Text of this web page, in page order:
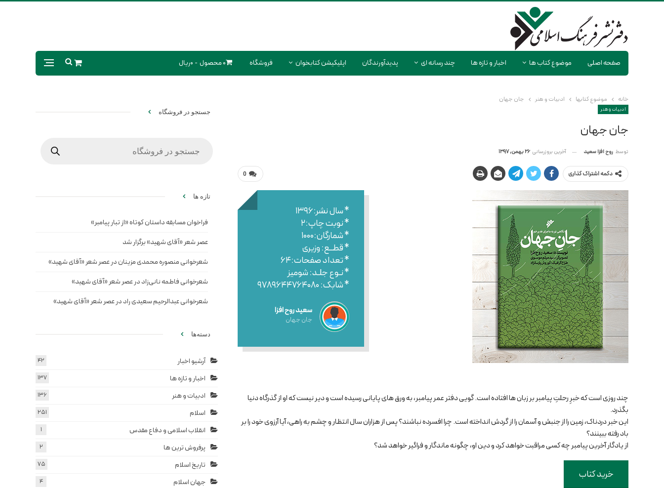
صفحه اصلی موضوع کتاب ها اخبار و تازه ها چند رسانه ای پدیدآورندگان اپلیکیشن کتابخوان فروشگاه 0 محصول 0ریال
خانه موضوع کتابها ادبیات و هنر جان جهان
ادبیات و هنر
جان جهان
توسط روح افزا سعید آخرین بروزرسانی 26 بهمن, 1397
0 دکمه اشتراک گذاری
* سال نشر:۱۳۹۶
* نوبت چاپ:۲
* شمارگان:۱۰۰۰
* قطــع: وزیری
* تعداد صفحات:۶۴
* نـوع جلـد: شومیز
* شابک: ۹۷۸۹۶۴۴۷۶۴۰۸۰
سعید روح افزا
جان جهان
چند روزی است که خبرِ رحلتِ پیامبر بر زبان ها افتاده است. گویی دفتر عمر پیامبر، به ورق های پایانی رسیده است و دیر نیست که او از گذرگاه دنیا
بگذرد.
این خبر دردناک، زمین را از جنبش و آسمان را از گردش انداخته است. چرا افسرده نباشند؟ پس از هزاران سال انتظار و چشم به راهی، آیا آرزوی خود را بر
باد رفته ببینند؟
از یادگار آخرین پیامبر چه کسی مراقبت خواهد کرد و دین او، چگونه ماندگار و فراگیر خواهد شد؟
خرید کتاب
جستجو در فروشگاه
تازه ها
فراخوان مسابقه داستان کوتاه «از تبار پیامبر»
عصر شعر «آقای شهید» برگزار شد
شعرخوانی منصوره محمدی مزینان در عصر شعر «آقای شهید»
شعرخوانی فاطمه نانی‌زاد در عصر شعر «آقای شهید»
شعرخوانی عبدالرحیم سعیدی راد در عصر شعر «آقای شهید»
دسته‌ها
آرشیو اخبار 42
اخبار و تازه ها 137
ادبیات و هنر 136
اسلام 251
انقلاب اسلامی و دفاع مقدس 1
پرفروش ترین ها 2
تاریخ اسلام 75
جهان اسلام 4